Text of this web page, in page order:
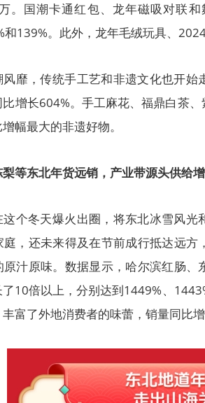
。国潮卡通红包、龙年磁吸对联
139%。此外，龙年毛绒玩具、
风靡，传统手工艺和非遗文化也开
增长604%。手工麻花、福鼎白茶
幅最大的非遗好物。
等东北年货远销，产业带源头供给
这个冬天爆火出圈，将东北冰雪风
，还未来得及在节前成行抵达远
汁原味。数据显示，哈尔滨红肠
10倍以上，分别达到1449%、
富了外地消费者的味蕾，销量同比